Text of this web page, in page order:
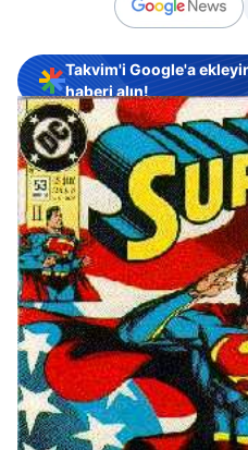
Takvim'i Google'a
haberi alın!